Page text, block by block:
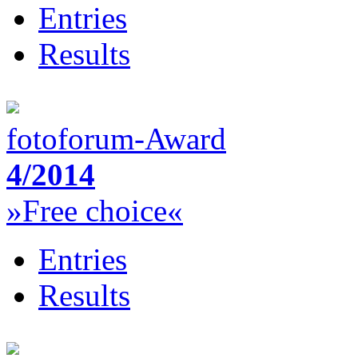
Entries
Results
fotoforum-Award
4/2014
»Free choice«
Entries
Results